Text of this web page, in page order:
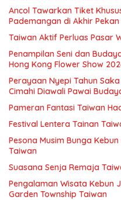
Ancol Tawarkan Tiket
Pademangan di Akhir Pekan
Taiwan Aktif Perluas Pasar
Penampilan Seni dan
Hong Kong Flower Show
Perayaan Nyepi Tahun
Cimahi Diawali Pawai
Pameran Fantasi Taiwan
Festival Lentera Tainan
Pesona Musim Bunga
Taiwan
Suasana Senja Remaja
Pengalaman Wisata Kebun
Garden Township Taiwan